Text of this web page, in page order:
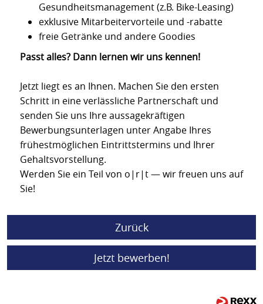
Gesundheitsmanagement (z.B. Bike-Leasing)
exklusive Mitarbeitervorteile und -rabatte
freie Getränke und andere Goodies
Passt alles? Dann lernen wir uns kennen!
Jetzt liegt es an Ihnen. Machen Sie den ersten
Schritt in eine verlässliche Partnerschaft und
senden Sie uns Ihre aussagekräftigen
Bewerbungsunterlagen unter Angabe Ihres
frühestmöglichen Eintrittstermins und Ihrer
Gehaltsvorstellung.
Werden Sie ein Teil von o|r|t — wir freuen uns auf
Sie!
Zurück
Jetzt bewerben!